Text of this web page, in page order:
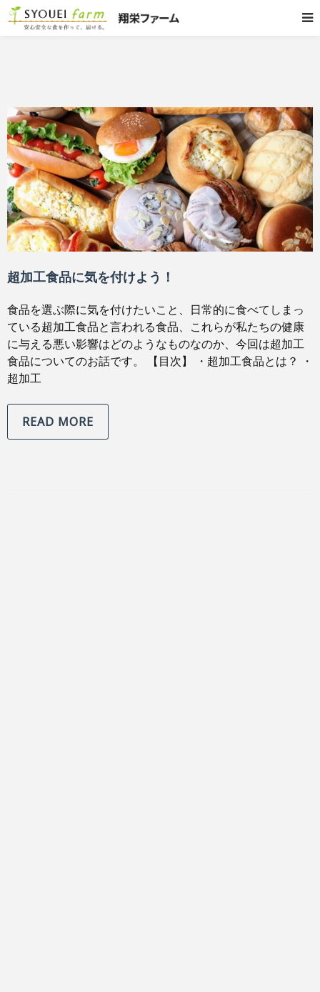
超加工食品に気を付けよう！
食品を選ぶ際に気を付けたいこと、日常的に食べてしまっ
ている超加工食品と言われる食品、これらが私たちの健康
に与える悪い影響はどのようなものなのか、今回は超加工
食品についてのお話です。 【目次】 ・超加工食品とは？ ・
超加工
READ MORE